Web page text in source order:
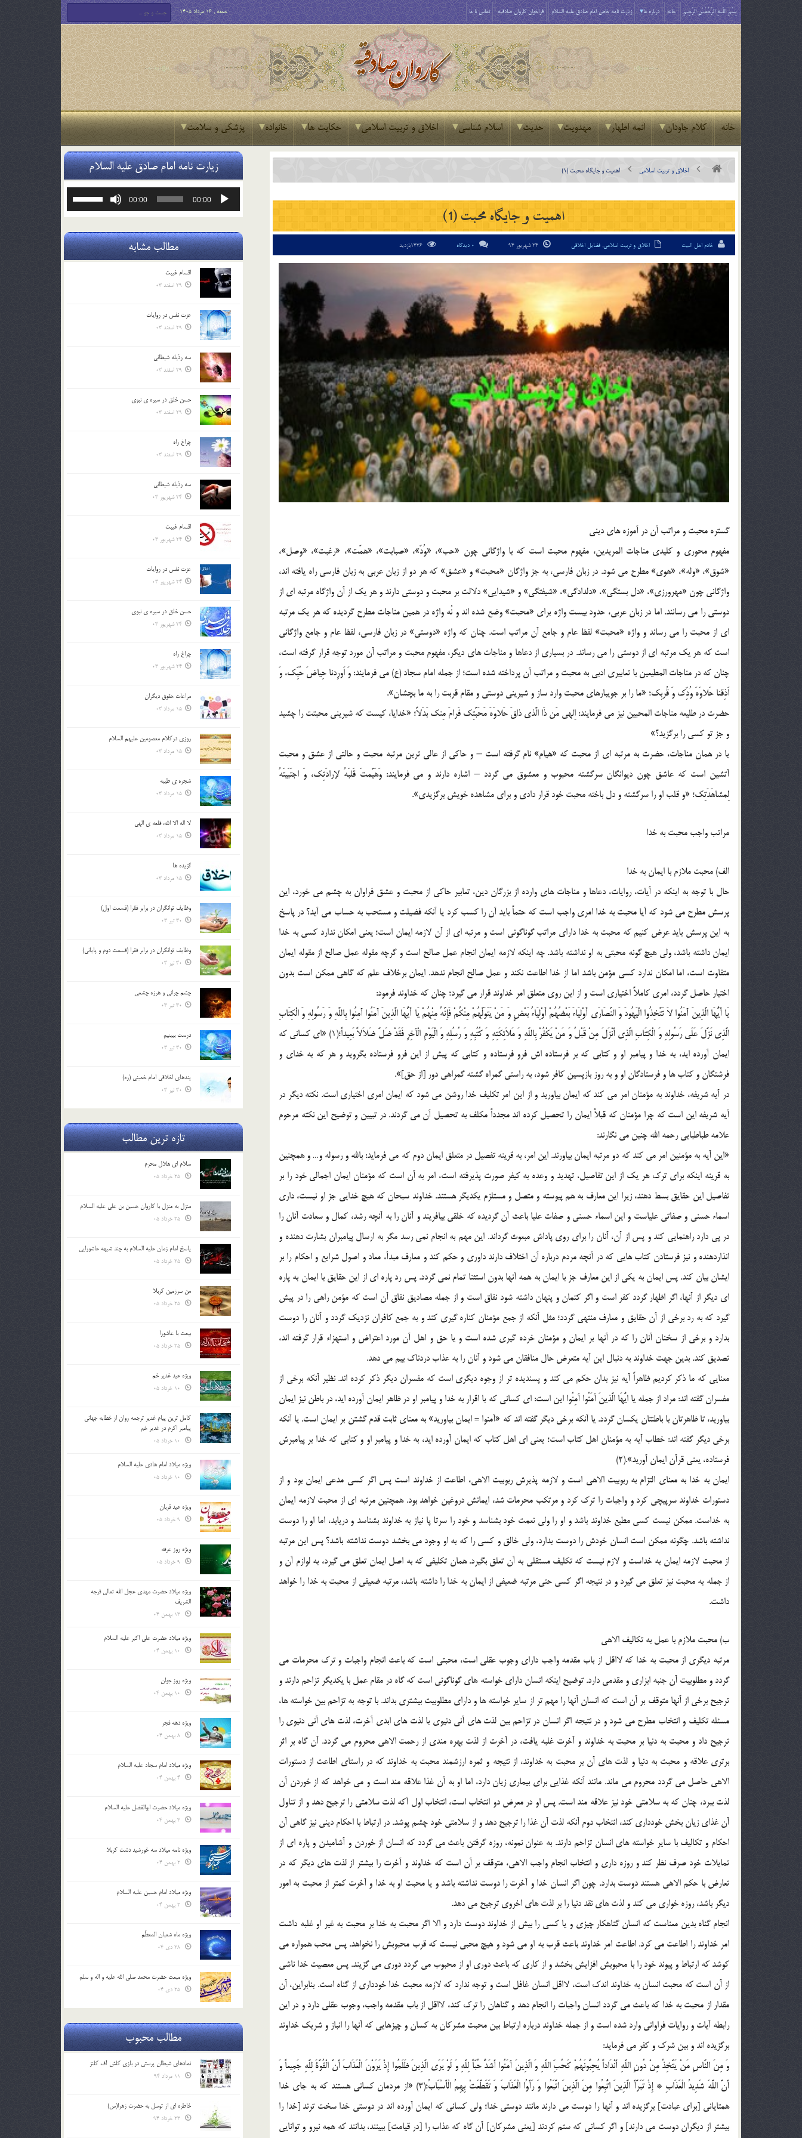
بِسْمِ اللَّـهِ الرَّحْمَـٰنِ الرَّحِيمِ خانه درباره ما زیارت نامه خاص امام صادق علیه السلام فراخوان کاروان صادقیه تماس با ما جمعه , 16 مرداد 1405
خانه کلام جاودان ائمه اطهار مهدویت حدیث اسلام شناسی اخلاق و تربیت اسلامی حکایت ها خانواده پزشکی و سلامت
اخلاق و تربیت اسلامی اهمیت و جایگاه محبت (1)
اهمیت و جایگاه محبت (1)
خادم اهل البیت اخلاق و تربیت اسلامی, فضایل اخلاقی 0 دیدگاه
گستره محبت و مراتب آن در آموزه های دینی
مفهوم محوری و کلیدی مناجات المریدین، مفهوم محبت است که با واژگانی چون «حب»، «وُدّ»، «صبابت»، «همّت»، «رغبت»، «وصل»،
«شوق»، «وله»، «هوی» مطرح می شود. در زبان فارسی، به جز واژگان «محبت» و «عشق» که هر دو از زبان عربی به زبان فارسی راه یافته اند،
واژگانی چون «مهرورزی»، «دل بستگی»، «دلدادگی»، «شیفتگی» و «شیدایی» دلالت بر محبت و دوستی دارند و هر یک از آن واژگاه مرتبه ای از
دوستی را می رسانند. اما در زبان عربی، حدود بیست واژه برای «محبت» وضع شده اند و نُه واژه در همین مناجات مطرح گردیده که هر یک مرتبه
ای از محبت را می رساند و واژه «محبت» لفظ عام و جامع آن مراتب است. چنان که واژه «دوستی» در زبان فارسی، لفظ عام و جامع واژگانی
است که هر یک مرتبه ای از دوستی را می رساند. در بسیاری از دعاها و مناجات های دیگر، مفهوم محبت و مراتب آن مورد توجه قرار گرفته است،
چنان که در مناجات المطیعین با تعابیری ادبی به محبت و مراتب آن پرداخته شده است؛ از جمله امام سجاد (ع) می فرمایند: وَ اَورِدنا حِیاضَ حُبِّک، وَ
اَذِقنا حَلاوَهَ وُدِّک وَ قُربِک؛ «ما را بر جویبارهای محبت وارد ساز و شیرینی دوستی و مقام قربت را به ما بچشان».
حضرت در طلیعه مناجات المحبین نیز می فرمایند: اِلهی مَن ذَا الَّذی ذاقَ حَلاوَهَ مَحَبَّتِک فَرامَ مِنک بَدَلاً؛ «خدایا، کیست که شیرینی محبتت را چشید
و جز تو کسی را برگزید؟»
یا در همان مناجات، حضرت به مرتبه ای از محبت که «هیام» نام گرفته است – و حاکی از عالی ترین مرتبه محبت و حالتی از عشق و محبت
آتشین است که عاشق چون دیوانگان سرگشته محبوب و معشوق می گردد – اشاره دارند و می فرمایند: وَهَیَّمتَ قَلبَهُ لإرادَتِک، وَ اجتَبَیتَهُ
لِمشاهَدَتِک؛ «و قلب او را سرگشته و دل باخته محبت خود قرار دادی و برای مشاهده خویش برگزیدی».
مراتب واجب محبت به خدا
الف) محبت ملازم با ایمان به خدا
حال با توجه به اینکه در آیات، روایات، دعاها و مناجات های وارده از بزرگان دین، تعابیر حاکی از محبت و عشق فراوان به چشم می خورد، این
پرسش مطرح می شود که آیا محبت به خدا امری واجب است که حتماً باید آن را کسب کرد یا آنکه فضیلت و مستحب به حساب می آید؟ در پاسخ
به این پرسش باید عرض کنیم که محبت به خدا دارای مراتب گوناگونی است و مرتبه ای از آن لازمه ایمان است؛ یعنی امکان ندارد کسی به خدا
ایمان داشته باشد، ولی هیچ گونه محبتی به او نداشته باشد. چه اینکه لازمه ایمان انجام عمل صالح است و گرچه مقوله عمل صالح از مقوله ایمان
متفاوت است، اما امکان ندارد کسی مؤمن باشد اما از خدا اطاعت نکند و عمل صالح انجام ندهد. ایمان برخلاف علم که گاهی ممکن است بدون
اختیار حاصل گردد، امری کاملاً اختیاری است و از این روی متعلق امر خداوند قرار می گیرد؛ چنان که خداوند فرمود:
یَا أَیُّهَا الَّذِینَ آمَنُوا لاَ تَتَّخِذُوا الْیَهُودَ وَ النَّصَارَى أَوْلِیَاءَ بَعْضُهُمْ أَوْلِیَاءُ بَعْضٍ وَ مَنْ یَتَوَلَّهُمْ مِنْکُمْ فَإِنَّهُ مِنْهُمْ یَا أَیُّهَا الَّذِینَ آمَنُوا آمِنُوا بِاللَّهِ وَ رَسُولِهِ وَ الْکِتَابِ
الَّذِی نَزَّلَ عَلَى رَسُولِهِ وَ الْکِتَابِ الَّذِی أَنْزَلَ مِنْ قَبْلُ وَ مَنْ یَکْفُرْ بِاللَّهِ وَ مَلاَئِکَتِهِ وَ کُتُبِهِ وَ رُسُلِهِ وَ الْیَوْمِ الْآخِرِ فَقَدْ ضَلَّ ضَلاَلاً بَعِیداً؛(1) «ای کسانی که
ایمان آورده اید، به خدا و پیامبر او و کتابی که بر فرستاده اش فرو فرستاده و کتابی که پیش از این فرو فرستاده بگروید و هر که به خدای و
فرشتگان و کتاب ها و فرستادگان او و به روز بازپسین کافر شود، به راستی گمراه گشته گمراهی دور [از حق]».
در آیه شریفه، خداوند به مؤمنان امر می کند که ایمان بیاورید و از این امر تکلیف خدا روشن می شود که ایمان امری اختیاری است. نکته دیگر در
آیه شریفه این است که چرا مؤمنان که قبلاً ایمان را تحصیل کرده اند مجدداً مکلف به تحصیل آن می گردند. در تبیین و توضیح این نکته مرحوم
علامه طباطبایی رحمه الله چنین می نگارند:
«این آیه به مؤمنین امر می کند که دو مرتبه ایمان بیاورند. این امر، به قرینه تفصیل در متعلق ایمان دوم که می فرماید: بالله و رسوله و… و همچنین
به قرینه اینکه برای ترک هر یک از این تفاصیل، تهدید و وعده به کیفر صورت پذیرفته است، امر به آن است که مؤمنان ایمان اجمالی خود را بر
تفاصیل این حقایق بسط دهند، زیرا این معارف به هم پیوسته و متصل و مستلزم یکدیگر هستند. خداوند سبحان که هیچ خدایی جز او نیست، داری
اسماء حسنی و صفاتی علیاست و این اسماء حسنی و صفات علیا باعث آن گردیده که خلقی بیافریند و آنان را به آنچه رشد، کمال و سعادت آنان را
در پی دارد راهنمایی کند و پس از آن، آنان را برای روی پاداش مبعوث گرداند. این مهم به انجام نمی رسد مگر به ارسال پیامبران بشارت دهنده و
انذاردهنده و نیز فرستادن کتاب هایی که در آنچه مردم درباره آن اختلاف دارند داوری و حکم کند و معارف مبدأ، معاد و اصول شرایع و احکام را بر
ایشان بیان کند. پس ایمان به یکی از این معارف جز با ایمان به همه آنها بدون استثنا تمام نمی گردد. پس رد پاره ای از این حقایق با ایمان به پاره
ای دیگر از آنها، اگر اظهار گردد کفر است و اگر کتمان و پنهان داشته شود نفاق است و از جمله مصادیق نفاق آن است که مؤمن راهی را در پیش
گیرد که به رد برخی از آن حقایق و معارف منتهی گردد؛ مثل آنکه از جمع مؤمنان کناره گیری کند و به جمع کافران نزدیک گردد و آنان را دوست
بدارد و برخی از سخنان آنان را که در آنها بر ایمان و مؤمنان خرده گیری شده است و یا حق و اهل آن مورد اعتراض و استهزاء قرار گرفته اند،
تصدیق کند. بدین جهت خداوند به دنبال این آیه متعرض حال منافقان می شود و آنان را به عذاب دردناک بیم می دهد.
معنایی که ما ذکر کردیم ظاهراً آیه نیز بدان حکم می کند و پسندیده تر از وجوه دیگری است که مفسران دیگر ذکر کرده اند. نظیر آنکه برخی از
مفسران گفته اند: مراد از جمله یا ایُّهَا الَّذینَ آمَنُوا آمِنُوا این است: ای کسانی که با اقرار به خدا و پیامبر او در ظاهر ایمان آورده اید، در باطن نیز ایمان
بیاورید، تا ظاهرتان با باطنتان یکسان گردد. یا آنکه برخی دیگر گفته اند که «آمنوا = ایمان بیاورید» به معنای ثابت قدم گشتن بر ایمان است. یا آنکه
برخی دیگر گفته اند: خطاب آیه به مؤمنان اهل کتاب است؛ یعنی ای اهل کتاب که ایمان آورده اید، به خدا و پیامبر او و کتابی که خدا بر پیامبرش
فرستاده، یعنی قرآن ایمان آورید».(2)
ایمان به خدا به معنای التزام به ربوبیت الاهی است و لازمه پذیرش ربوبیت الاهی، اطاعت از خداوند است پس اگر کسی مدعی ایمان بود و از
دستورات خداوند سرپیچی کرد و واجبات را ترک کرد و مرتکب محرمات شد، ایمانش دروغین خواهد بود. همچنین مرتبه ای از محبت لازمه ایمان
به خداست. ممکن نیست کسی مطیع خداوند باشد و او را ولی نعمت خود بشناسد و خود را سرتا پا نیاز به خداوند بشناسد و دریابد، اما او را دوست
نداشته باشد. چگونه ممکن است انسان خودش را دوست بدارد، ولی خالق و کسی را که به او وجود می بخشد دوست نداشته باشد؟ پس این مرتبه
از محبت لازمه ایمان به خداست و لازم نیست که تکلیف مستقلی به آن تعلق بگیرد. همان تکلیفی که به اصل ایمان تعلق می گیرد، به لوازم آن و
از جمله به محبت نیز تعلق می گیرد و در نتیجه اگر کسی حتی مرتبه ضعیفی از ایمان به خدا را داشته باشد، مرتبه ضعیفی از محبت به خدا را خواهد
داشت.
ب) محبت ملازم با عمل به تکالیف الاهی
مرتبه دیگری از محبت به خدا که لااقل از باب مقدمه واجب دارای وجوب عقلی است، محبتی است که باعث انجام واجبات و ترک محرمات می
گردد و مطلوبیت آن جنبه ابزاری و مقدمی دارد. توضیح اینکه انسان دارای خواسته های گوناگونی است که گاه در مقام عمل با یکدیگر تزاحم دارند و
ترجیح برخی از آنها متوقف بر آن است که انسان آنها را مهم تر از سایر خواسته ها و دارای مطلوبیت بیشتری بداند. با توجه به تزاحم بین خواسته ها،
مسئله تکلیف و انتخاب مطرح می شود و در نتیجه اگر انسان در تزاحم بین لذت های آنی دنیوی با لذت های ابدی آخرت، لذت های آنی دنیوی را
ترجیح داد و محبت به دنیا بر محبت به خداوند و آخرت غلبه یافت، در آخرت از لذت بهره مندی از رحمت الاهی محروم می گردد. آن گاه بر اثر
برتری علاقه و محبت به دنیا و لذت های آن بر محبت به خداوند، از نتیجه و ثمره ارزشمند محبت به خداوند که در راستای اطاعت از دستورات
الاهی حاصل می گردد محروم می ماند. مانند آنکه غذایی برای بیماری زیان دارد، اما او به آن غذا علاقه مند است و می خواهد که از خوردن آن
لذت ببرد، چنان که به سلامتی خود نیز علاقه مند است. پس او در معرض دو انتخاب است، انتخاب اول آکه لذت سلامتی را ترجیح دهد و از تناول
آن غذای زیان بخش خودداری کند، انتخاب دوم آنکه لذت آن غذا را ترجیح دهد و از سلامتی خود چشم پوشد. در ارتباط با احکام دینی نیز گاهی آن
احکام و تکالیف با سایر خواسته های انسان تزاحم دارند. به عنوان نمونه، روزه گرفتن باعث می گردد که انسان از خوردن و آشامیدن و پاره ای از
تمایلات خود صرف نظر کند و روزه داری و انتخاب انجام واجب الاهی، متوقف بر آن است که خداوند و آخرت را بیشتر از لذت های دیگر که در
تعارض با حکم الاهی هستند دوست بدارد. چون اگر انسان خدا و آخرت را دوست نداشته باشد و یا محبت او به خدا و آخرت کمتر از محبت به امور
دیگر باشد، روزه خواری می کند و لذت های نقد دنیا را بر لذت های اخروی ترجیح می دهد.
انجام گناه بدین معناست که انسان گناهکار چیزی و یا کسی را بیش از خداوند دوست دارد و الا اگر محبت به خدا بر محبت به غیر او غلبه داشت
امر خداوند را اطاعت می کرد. اطاعت امر خداوند باعث قرب به او می شود و هیچ محبی نیست که قرب محبوبش را نخواهد. پس محب همواره می
کوشد که ارتباط و پیوند خود را با محبوبش افزایش بخشد و از کاری که باعث دوری او از محبوب می گردد دوری می گزیند. پس معصیت خدا ناشی
از آن است که محبت انسان به خداوند اندک است، لااقل انسان غافل است و توجه ندارد که لازمه محبت خدا خودداری از گناه است. بنابراین، آن
مقدار از محبت به خدا که باعث می گردد انسان واجبات را انجام دهد و گناهان را ترک کند، لااقل از باب مقدمه واجب، وجوب عقلی دارد و در این
رابطه آیات و روایات فراوانی وارد شده است و از جمله خداوند درباره ارتباط بین محبت مشرکان به کسان و چیزهایی که آنها را انباز و شریک خداوند
برگزیده اند و بین شرک و کفر می فرماید:
وَ مِنَ النَّاسِ مَنْ یَتَّخِذُ مِنْ دُونِ اللَّهِ أَنْدَاداً یُحِبُّونَهُمْ کَحُبِّ اللَّهِ وَ الَّذِینَ آمَنُوا أَشَدُّ حُبّاً لِلَّهِ وَ لَوْ یَرَى الَّذِینَ ظَلَمُوا إِذْ یَرَوْنَ الْعَذَابَ أَنَّ الْقُوَّةَ لِلَّهِ جَمِیعاً وَ
أَنَّ اللَّهَ شَدِیدُ الْعَذَابِ‌ * إِذْ تَبَرَّأَ الَّذِینَ اتُّبِعُوا مِنَ الَّذِینَ اتَّبَعُوا وَ رَأَوُا الْعَذَابَ وَ تَقَطَّعَتْ بِهِمُ الْأَسْبَابُ‌؛(3) «از مردمان کسانی هستند که به جای خدا
همتایانی [برای عبادت] برگزیده اند و آنها را دوست می دارند مانند دوستی خدا؛ ولی کسانی که ایمان آورده اند در دوستی خدا سخت ترند [خدا را
بیشتر از دیگران دوست می دارند] و اگر کسانی که ستم کردند [یعنی مشرکان] آن گاه که عذاب را [در قیامت] ببینند، بدانند که همه نیرو و توانایی
زیارت نامه امام صادق علیه السلام
پخش‌کننده
00:00
00:00
یا
صدا
کلیدهای
مطالب مشابه
اقسام غيبت
29 اسفند 03
عزت نفس در روايات
29 اسفند 03
سه رذیله شیطانی
29 اسفند 03
حسن خلق در سيره ي نبوي
29 اسفند 03
چراغ راه
29 اسفند 03
سه رذیله شیطانی
24 شهریور 03
اقسام غيبت
24 شهریور 03
عزت نفس در روايات
24 شهریور 03
حسن خلق در سيره ي نبوي
24 شهریور 03
چراغ راه
24 شهریور 03
مراعات حقوق ديگران
15 مرداد 03
روزي دركلام معصومين عليهم السلام
15 مرداد 03
شجره ي طيبه
15 مرداد 03
لا اله الا الله، قلعه ي الهي
15 مرداد 03
گزيده ها
15 مرداد 03
وظایف توانگران در برابر فقرا (قسمت اول)
30 تیر 03
وظایف توانگران در برابر فقرا (قسمت دوم و پایانی)
30 تیر 03
چشم ‏چرانى و هرزه‏ چشمى
30 تیر 03
درست ببينيم
30 تیر 03
پندهاي اخلاقي امام خميني (ره)
30 تیر 03
تازه ترین مطالب
سلام ای هلال محرم
منزل به منزل با کاروان حسین بن علی علیه السلام
پاسخ امام زمان علیه السلام به چند شبهه عاشورایی
من سرزمین کربلا
بیعت با عاشورا
ویژه عید غدیر خم
کامل ترین پیام غدیر ترجمه روان از خطابه جهانی
پیامبر اکرم در غدیر خم
ویژه میلاد امام هادی علیه السلام
ویژه عید قربان
ویژه روز عرفه
ویژه میلاد حضرت مهدی عجل الله تعالی فرجه
الشريف
ویژه میلاد حضرت علی اکبر علیه السلام
ویژه روز جوان
ویژه دهه فجر
ویژه میلاد امام سجاد علیه السلام
ویژه میلاد حضرت ابوالفضل علیه السلام
ویژه نامه میلاد سه خورشید دشت کربلا
ویژه میلاد امام حسین علیه السلام
ویژه ماه شعبان المعظّم
ویژه مبعث حضرت محمد صلی الله علیه و اله و سلم
مطالب محبوب
نمادهای شیطان پرستی در بازی کلش آف کلنز
خاطره ای از توسل به حضرت زهرا(س)